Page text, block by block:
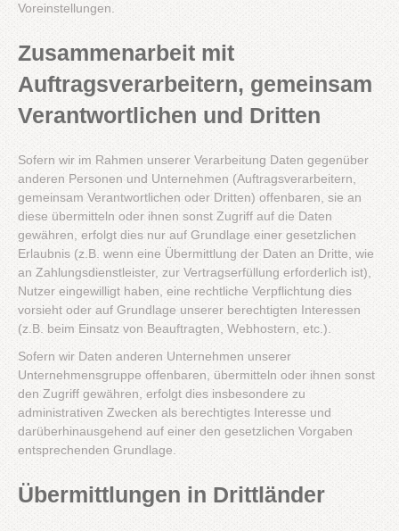
Voreinstellungen.
Zusammenarbeit mit
Auftragsverarbeitern, gemeinsam
Verantwortlichen und Dritten
Sofern wir im Rahmen unserer Verarbeitung Daten gegenüber
anderen Personen und Unternehmen (Auftragsverarbeitern,
gemeinsam Verantwortlichen oder Dritten) offenbaren, sie an
diese übermitteln oder ihnen sonst Zugriff auf die Daten
gewähren, erfolgt dies nur auf Grundlage einer gesetzlichen
Erlaubnis (z.B. wenn eine Übermittlung der Daten an Dritte, wie
an Zahlungsdienstleister, zur Vertragserfüllung erforderlich ist),
Nutzer eingewilligt haben, eine rechtliche Verpflichtung dies
vorsieht oder auf Grundlage unserer berechtigten Interessen
(z.B. beim Einsatz von Beauftragten, Webhostern, etc.).
Sofern wir Daten anderen Unternehmen unserer
Unternehmensgruppe offenbaren, übermitteln oder ihnen sonst
den Zugriff gewähren, erfolgt dies insbesondere zu
administrativen Zwecken als berechtigtes Interesse und
darüberhinausgehend auf einer den gesetzlichen Vorgaben
entsprechenden Grundlage.
Übermittlungen in Drittländer